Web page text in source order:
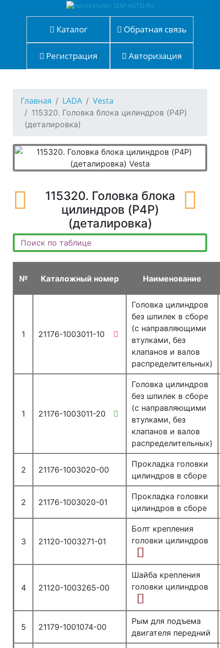
Каталог Обратная связь
Регистрация Авторизация
Главная LADA Vesta
115320. Головка блока цилиндров (P4P)
(деталировка)
115320. Головка блока
цилиндров (P4P)
(деталировка)
№ Каталожный номер Наименование
1 21176-1003011-10
Головка цилиндров
без шпилек в сборе
(с направляющими
втулками, без
клапанов и валов
распределительных)
1 21176-1003011-20
Головка цилиндров
без шпилек в сборе
(с направляющими
втулками, без
клапанов и валов
распределительных)
2 21176-1003020-00
Прокладка головки
цилиндров в сборе
2 21176-1003020-01
Прокладка головки
цилиндров в сборе
3 21120-1003271-01
Болт крепления
головки цилиндров
4 21120-1003265-00
Шайба крепления
головки цилиндров
5 21179-1001074-00
Рым для подъема
двигателя передний